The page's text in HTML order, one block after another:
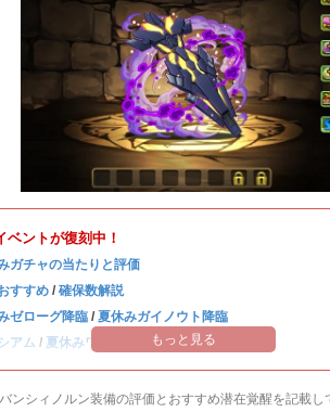
ベントが復刻中！
ガチャの当たりと評価
すすめ / 確保数解説
ゼローグ降臨 / 夏休みガイノウト降臨
アム / 夏休みワンタッチ もっと見る
ンシィノルン装備の評価とおすすめ潜在覚醒を記載し